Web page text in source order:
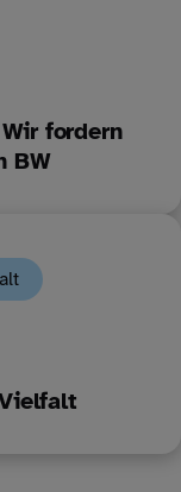
fordern
BW